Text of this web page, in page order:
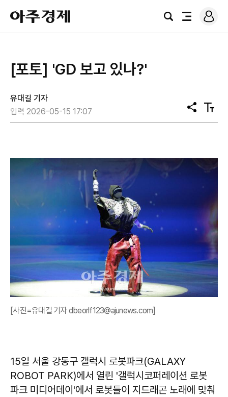
아
주
경
검
전
로
그
[포토] 'GD 보고 있나?'
유대길 기자
입력 2026-05-15 17:07
공
유
텍
스
[사진=유대길 기자 dbeorlf123@ajunews.com]
15일 서울 강동구 갤럭시 로봇파크(GALAXY
ROBOT PARK)에서 열린 '갤럭시코퍼레이션 로봇
파크 미디어데이'에서 로봇들이 지드래곤 노래에 맞춰